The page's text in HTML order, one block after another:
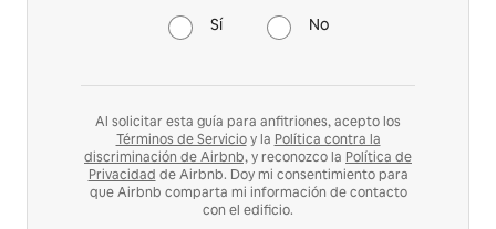
Sí No
Al solicitar esta guía para anfitriones, acepto los
Términos de Servicioy la Política contra la
discriminación de Airbnb,y reconozco la Política de
Privacidad de Airbnb. Doy mi consentimiento para
que Airbnb comparta mi información de contacto
con el edificio.